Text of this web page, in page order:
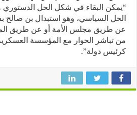
البقاء في شكل الحل الدستوري
السياسي، وهو استبدال بن صالح
طريق مجلس الأمة أو عن طريق المجلس
تباشر الحوار مع المؤسسة العسكرية
دولة”.